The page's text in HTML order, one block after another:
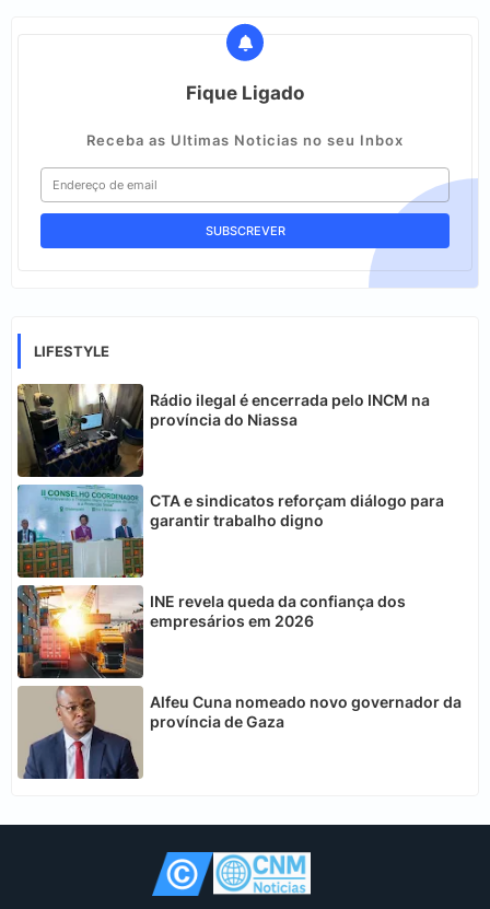
Fique Ligado
Receba as Ultimas Noticias no seu Inbox
LIFESTYLE
Rádio ilegal é encerrada pelo INCM na
província do Niassa
CTA e sindicatos reforçam diálogo para
garantir trabalho digno
INE revela queda da confiança dos
empresários em 2026
Alfeu Cuna nomeado novo governador da
província de Gaza